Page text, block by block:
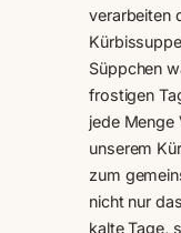
verarbeiten
Süppchen
frostigen
jede Menge
unserem
zum
nicht nur
kalte Tage,